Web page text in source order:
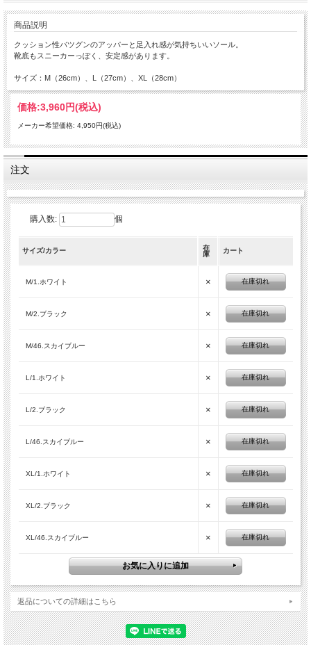
商品説明
クッション性バツグンのアッパーと足入れ感が気持ちいいソール。
靴底もスニーカーっぽく、安定感があります。
サイズ：M（26cm）、L（27cm）、XL（28cm）
価格:3,960円(税込)
メーカー希望価格: 4,950円(税込)
注文
購入数: 個
サイズ/カラー
在
庫
カート
M/1.ホワイト × 在庫切れ
M/2.ブラック × 在庫切れ
M/46.スカイブルー × 在庫切れ
L/1.ホワイト × 在庫切れ
L/2.ブラック × 在庫切れ
L/46.スカイブルー × 在庫切れ
XL/1.ホワイト × 在庫切れ
XL/2.ブラック × 在庫切れ
XL/46.スカイブルー × 在庫切れ
返品についての詳細はこちら